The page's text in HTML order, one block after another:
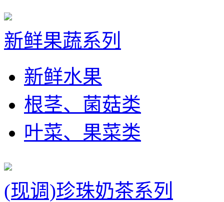
新鲜果蔬系列
新鲜水果
根茎、菌菇类
叶菜、果菜类
(现调)珍珠奶茶系列